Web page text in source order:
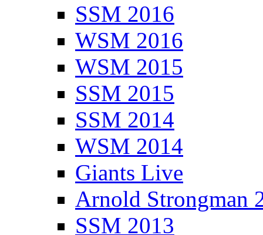
SSM 2016
WSM 2016
WSM 2015
SSM 2015
SSM 2014
WSM 2014
Giants Live
Arnold Strongman
SSM 2013